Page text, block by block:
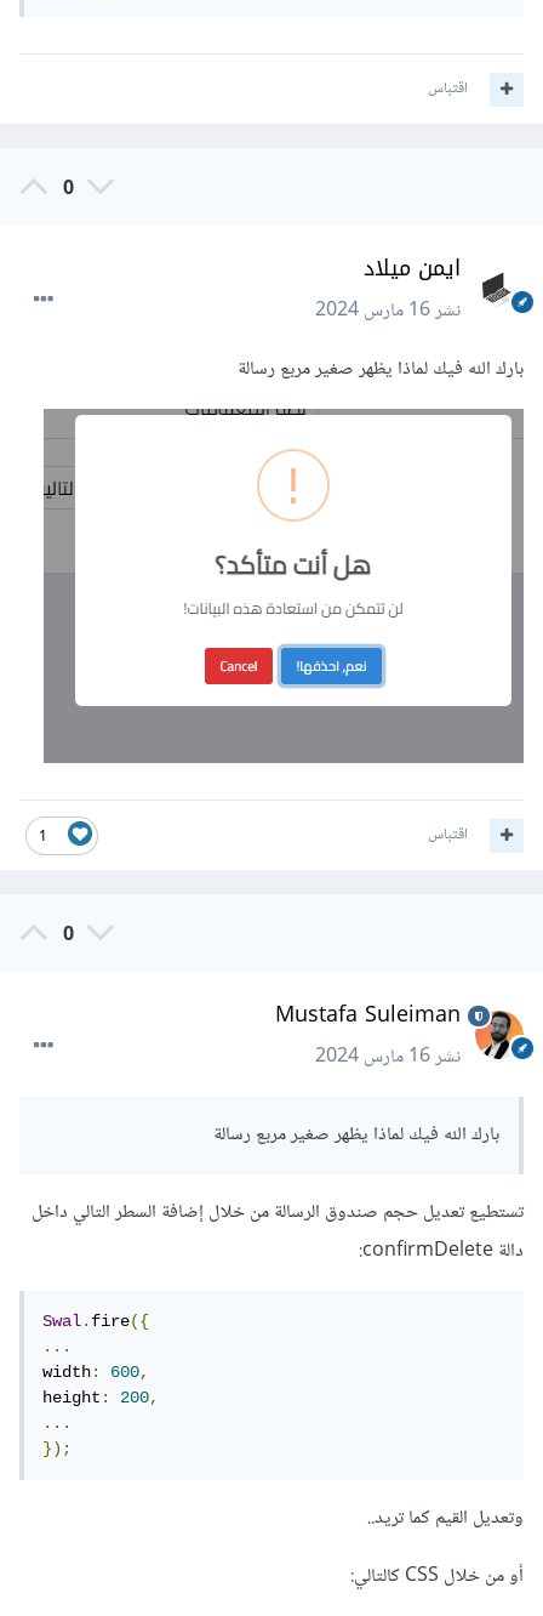
اقتباس
0
ايمن ميلاد
نشر16 مارس 2024
بارك الله فيك لماذا يظهر صغير مربع رسالة
1 اقتباس
0
Mustafa Suleiman
نشر16 مارس 2024
بارك الله فيك لماذا يظهر صغير مربع رسالة
تستطيع تعديل حجم صندوق الرسالة من خلال إضافة السطر التالي داخل
دالة confirmDelete:
Swal.fire({
...
width: 600,
height: 200,
...
});
وتعديل القيم كما تريد..
أو من خلال CSS كالتالي: